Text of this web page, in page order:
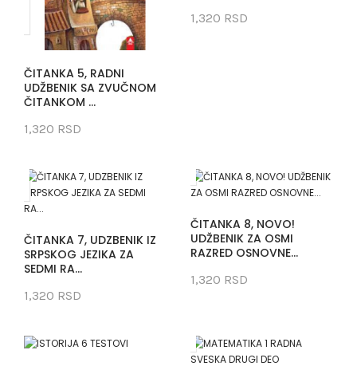
ČITANKA 5, RADNI
UDŽBENIK SA ZVUČNOM
ČITANKOM ...
1,320 RSD
1,320 RSD
ČITANKA 7, UDZBENIK IZ
SRPSKOG JEZIKA ZA
SEDMI RA...
1,320 RSD
ČITANKA 8, NOVO!
UDŽBENIK ZA OSMI
RAZRED OSNOVNE...
1,320 RSD